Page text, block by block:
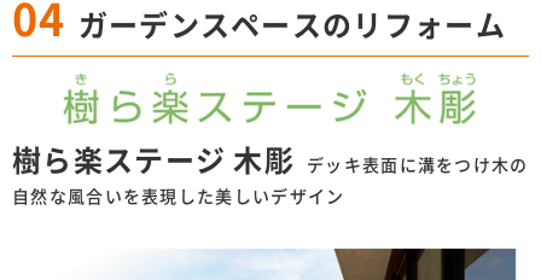
04 ガーデンスペースのリフォーム
樹ら楽ステージ 木彫
デッキ表面に溝をつけ木の
自然な風合いを表現した美しいデザイン